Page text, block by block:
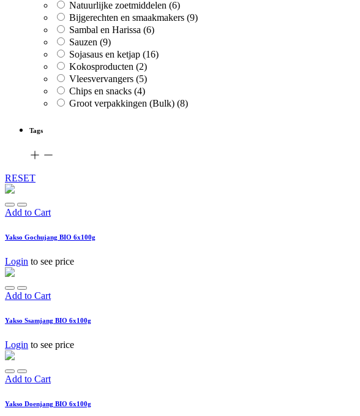
Natuurlijke zoetmiddelen (6)
Bijgerechten en smaakmakers (9)
Sambal en Harissa (6)
Sauzen (9)
Sojasaus en ketjap (16)
Kokosproducten (2)
Vleesvervangers (5)
Chips en snacks (4)
Groot verpakkingen (Bulk) (8)
Tags
RESET
Add to Cart
Yakso Gochujang BIO 6x100g
Login to see price
Add to Cart
Yakso Ssamjang BIO 6x100g
Login to see price
Add to Cart
Yakso Doenjang BIO 6x100g